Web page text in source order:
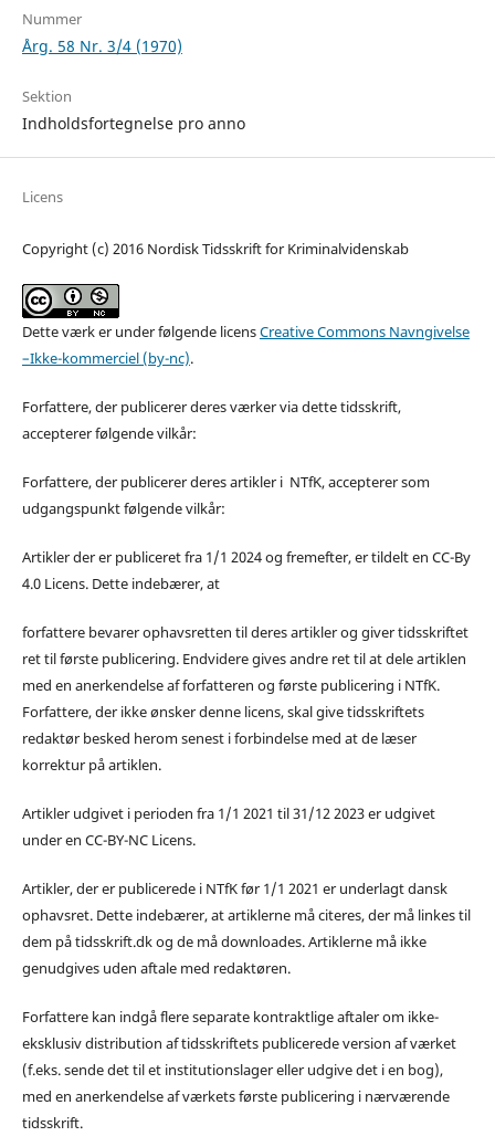
Nummer
Årg. 58 Nr. 3/4 (1970)
Sektion
Indholdsfortegnelse pro anno
Licens
Copyright (c) 2016 Nordisk Tidsskrift for Kriminalvidenskab
Dette værk er under følgende licensCreative Commons Navngivelse
–Ikke-kommerciel (by-nc).
Forfattere, der publicerer deres værker via dette tidsskrift,
accepterer følgende vilkår:
Forfattere, der publicerer deres artikler i NTfK, accepterer som
udgangspunkt følgende vilkår:
Artikler der er publiceret fra 1/1 2024 og fremefter, er tildelt en CC-By
4.0 Licens. Dette indebærer, at
forfattere bevarer ophavsretten til deres artikler og giver tidsskriftet
ret til første publicering. Endvidere gives andre ret til at dele artiklen
med en anerkendelse af forfatteren og første publicering i NTfK.
Forfattere, der ikke ønsker denne licens, skal give tidsskriftets
redaktør besked herom senest i forbindelse med at de læser
korrektur på artiklen.
Artikler udgivet i perioden fra 1/1 2021 til 31/12 2023 er udgivet
under en CC-BY-NC Licens.
Artikler, der er publicerede i NTfK før 1/1 2021 er underlagt dansk
ophavsret. Dette indebærer, at artiklerne må citeres, der må linkes til
dem på tidsskrift.dk og de må downloades. Artiklerne må ikke
genudgives uden aftale med redaktøren.
Forfattere kan indgå flere separate kontraktlige aftaler om ikke-
eksklusiv distribution af tidsskriftets publicerede version af værket
(f.eks. sende det til et institutionslager eller udgive det i en bog),
med en anerkendelse af værkets første publicering i nærværende
tidsskrift.